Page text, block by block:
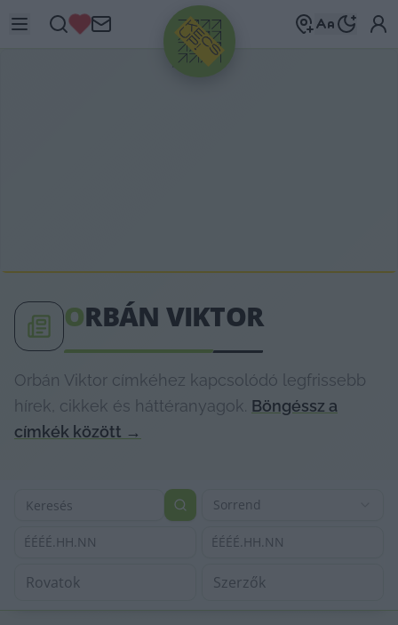
HIRDETÉS
ORBÁN VIKTOR
Orbán Viktor címkéhez kapcsolódó legfrissebb
hírek, cikkek és háttéranyagok. Böngéssz a
címkék között →
Sorrend
ÉÉÉÉ.HH.NN ÉÉÉÉ.HH.NN